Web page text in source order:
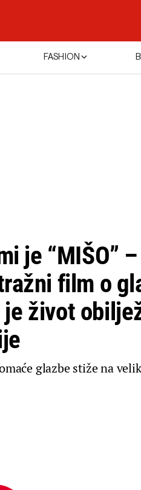
FASHION
je “MIŠO” –
film o
život
glazbe stiže na